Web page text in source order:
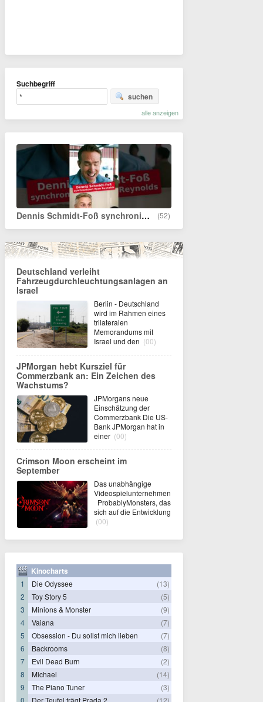
Suchbegriff
suchen
alle anzeigen
Dennis Schmidt-Foß synchronisiert Ryan Reynolds in "Free Guy" (52)
Deutschland verleiht
Fahrzeugdurchleuchtungsanlagen an
Israel
Berlin - Deutschland
wird im Rahmen eines
trilateralen
Memorandums mit
Israel und den (00)
JPMorgan hebt Kursziel für
Commerzbank an: Ein Zeichen des
Wachstums?
JPMorgans neue
Einschätzung der
Commerzbank Die US-
Bank JPMorgan hat in
einer (00)
Crimson Moon erscheint im
September
Das unabhängige
Videospielunternehmen
ProbablyMonsters, das
sich auf die Entwicklung
(00)
Kinocharts
1 Die Odyssee
(13)
2
Toy Story 5
(5)
3
Minions & Monster
(9)
4
Vaiana
(7)
5
Obsession - Du sollst mich lieben
(7)
6
Backrooms
(8)
7
Evil Dead Burn
(2)
8
Michael
(14)
9
The Piano Tuner
(3)